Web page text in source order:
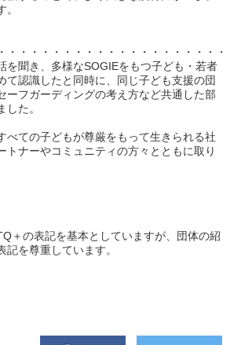
・・・・・・・・・・・・・・・・・・・
を聞き、多様なSOGIEをもつ子ども・若者
て認識したと同時に、同じ子ども支援の団
ーフガーディングの考え方など共通した部
た。
べての子どもが尊厳をもって生きられる社
トナーやコミュニティの方々とともに取り
＋の表記を基本としていますが、団体の紹
を尊重しています。